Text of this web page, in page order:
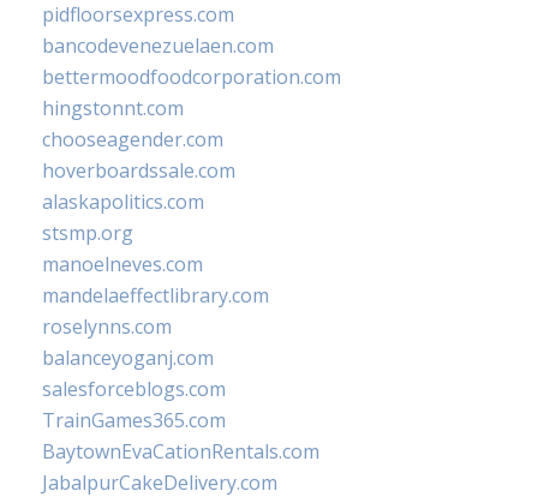
pidfloorsexpress.com
bancodevenezuelaen.com
bettermoodfoodcorporation.com
hingstonnt.com
chooseagender.com
hoverboardssale.com
alaskapolitics.com
stsmp.org
manoelneves.com
mandelaeffectlibrary.com
roselynns.com
balanceyoganj.com
salesforceblogs.com
TrainGames365.com
BaytownEvaCationRentals.com
JabalpurCakeDelivery.com